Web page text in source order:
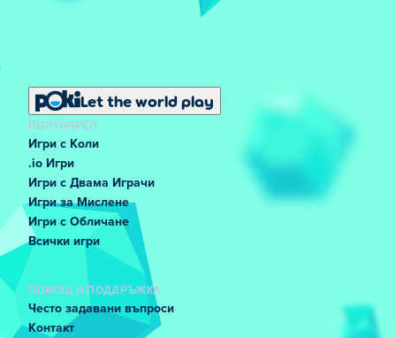
Let the world play
ПОПУЛЯРЕН
Игри с Коли
.io Игри
Игри с Двама Играчи
Игри за Мислене
Игри с Обличане
Всички игри
ПОМОЩ И ПОДДРЪЖКА
Често задавани въпроси
Контакт